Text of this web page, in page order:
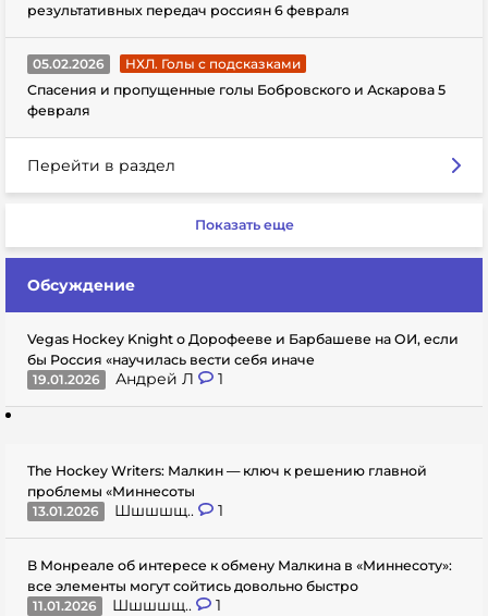
результативных передач россиян 6 февраля
05.02.2026
НХЛ. Голы с подсказками
Спасения и пропущенные голы Бобровского и Аскарова 5
февраля
Перейти в раздел
Показать еще
Обсуждение
Vegas Hockey Knight о Дорофееве и Барбашеве на ОИ, если
бы Россия «научилась вести себя иначе
19.01.2026
Андрей Л 1
The Hockey Writers: Малкин — ключ к решению главной
проблемы «Миннесоты
13.01.2026
Шшшшщ.. 1
В Монреале об интересе к обмену Малкина в «Миннесоту»:
все элементы могут сойтись довольно быстро
11.01.2026
Шшшшщ.. 1